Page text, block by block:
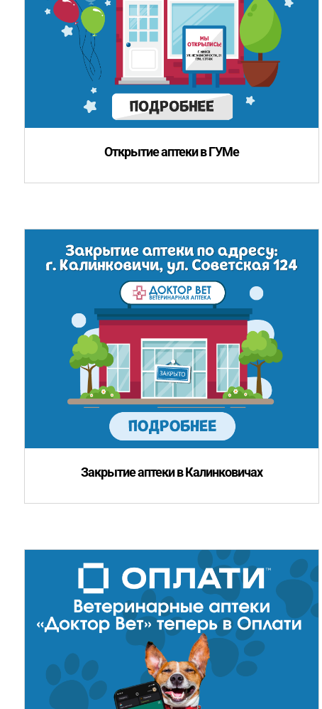
Открытие аптеки в ГУМе
Закрытие аптеки в Калинковичах